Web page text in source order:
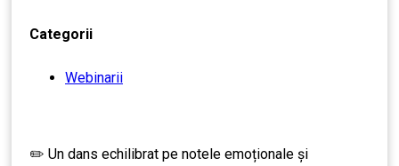
Categorii
Webinarii
✏️ Un dans echilibrat pe notele emoționale și